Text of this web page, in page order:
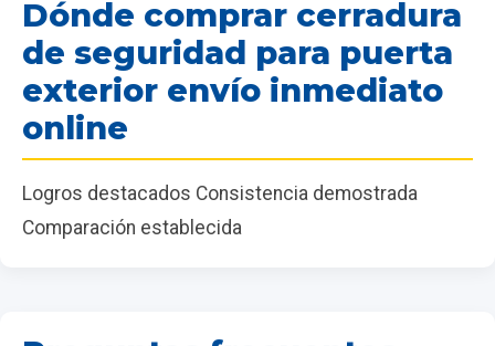
Dónde comprar cerradura
de seguridad para puerta
exterior envío inmediato
online
Logros destacados Consistencia demostrada
Comparación establecida